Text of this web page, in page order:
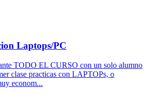
Laptops/PC
TODO EL CURSO con un solo alumno
clase practicas con LAPTOPs, o
econom...